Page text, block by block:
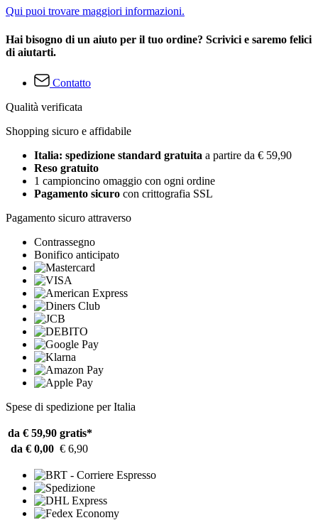
Qui puoi trovare maggiori informazioni.
Hai bisogno di un aiuto per il tuo ordine? Scrivici e saremo felici
di aiutarti.
Contatto
Qualità verificata
Shopping sicuro e affidabile
Italia: spedizione standard gratuita a partire da € 59,90
Reso gratuito
1 campioncino omaggio con ogni ordine
Pagamento sicuro con crittografia SSL
Pagamento sicuro attraverso
Contrassegno
Bonifico anticipato
Spese di spedizione per Italia
da € 59,90 gratis*
da € 0,00 € 6,90